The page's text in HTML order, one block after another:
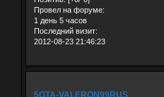
Провел на форуме:
1 день 5 часов
Последний визит:
2012-08-23 21:46:23
5GTA-VALERON99RUS